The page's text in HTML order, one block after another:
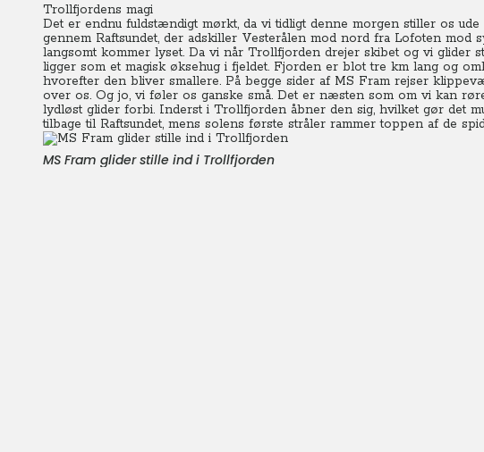
Trollfjordens magi
Det er endnu fuldstændigt mørkt, da vi tidligt denne morgen stiller os
gennem Raftsundet, der adskiller Vesterålen mod nord fra Lofoten mod
langsomt kommer lyset. Da vi når Trollfjorden drejer skibet og vi glider
ligger som et magisk øksehug i fjeldet. Fjorden er blot tre km lang og
hvorefter den bliver smallere. På begge sider af MS Fram rejser
over os. Og jo, vi føler os ganske små. Det er næsten som om vi kan
lydløst glider forbi. Inderst i Trollfjorden åbner den sig, hvilket gør det
tilbage til Raftsundet, mens solens første stråler rammer toppen af de
MS Fram glider stille ind i Trollfjorden